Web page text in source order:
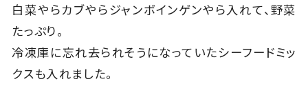
白菜やらカブやらジャンボインゲンやら入れて、野菜
たっぷり。
冷凍庫に忘れ去られそうになっていたシーフードミッ
クスも入れました。